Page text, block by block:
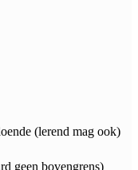
(lerend mag ook)
geen bovengrens)